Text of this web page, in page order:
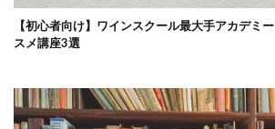
【初心者向け】ワインスクール最大手アカデミ
スメ講座3選